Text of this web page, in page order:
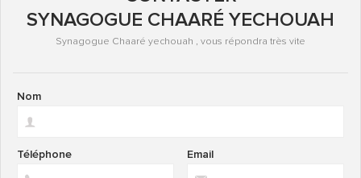
SYNAGOGUE CHAARÉ YECHOUAH
Synagogue Chaaré yechouah , vous répondra très vite
Nom
Email
Téléphone